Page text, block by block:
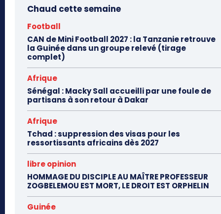
Chaud cette semaine
Football
CAN de Mini Football 2027 : la Tanzanie retrouve
la Guinée dans un groupe relevé (tirage
complet)
Afrique
Sénégal : Macky Sall accueilli par une foule de
partisans à son retour à Dakar
Afrique
Tchad : suppression des visas pour les
ressortissants africains dès 2027
libre opinion
HOMMAGE DU DISCIPLE AU MAÎTRE PROFESSEUR
ZOGBELEMOU EST MORT, LE DROIT EST ORPHELIN
Guinée